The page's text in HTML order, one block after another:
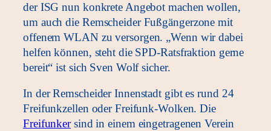
der ISG nun konkrete Angebot machen wollen,
um auch die Remscheider Fußgängerzone mit
offenem WLAN zu versorgen. „Wenn wir dabei
helfen können, steht die SPD-Ratsfraktion gerne
bereit“ ist sich Sven Wolf sicher.
In der Remscheider Innenstadt gibt es rund 24
Freifunkzellen oder Freifunk-Wolken. Die
Freifunkersind in einem eingetragenen Verein